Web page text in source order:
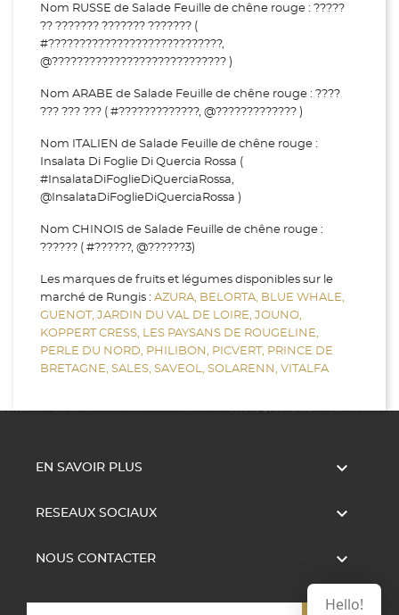
Nom RUSSE de Salade Feuille de chêne rouge : ?????
?? ??????? ??????? ??????? (
#????????????????????????????,
@???????????????????????????? )
Nom ARABE de Salade Feuille de chêne rouge : ????
??? ??? ??? ( #?????????????, @????????????? )
Nom ITALIEN de Salade Feuille de chêne rouge :
Insalata Di Foglie Di Quercia Rossa (
#InsalataDiFoglieDiQuerciaRossa,
@InsalataDiFoglieDiQuerciaRossa )
Nom CHINOIS de Salade Feuille de chêne rouge :
?????? ( #??????, @??????3)
Les marques de fruits et légumes disponibles sur le
marché de Rungis : AZURA, BELORTA, BLUE WHALE,
GUENOT, JARDIN DU VAL DE LOIRE, JOUNO,
KOPPERT CRESS, LES PAYSANS DE ROUGELINE,
PERLE DU NORD, PHILIBON, PICVERT, PRINCE DE
BRETAGNE, SALES, SAVEOL, SOLARENN, VITALFA
EN SAVOIR PLUS 
RESEAUX SOCIAUX 
NOUS CONTACTER 
Hello!